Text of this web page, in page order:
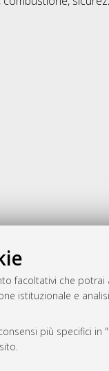
facoltativi che
istituzionale e
più specifici